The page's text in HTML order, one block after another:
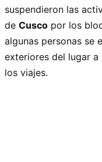
suspendieron las
de Cusco por los
algunas personas se
exteriores del lugar a
los viajes.